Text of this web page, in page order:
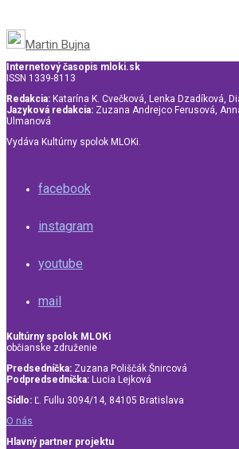
Martin Bujna
Internetový časopis mloki.sk
ISSN 1339-8113
Redakcia: Katarína K. Cvečková, Lenka Dzadíková,
Jazyková redakcia: Zuzana Andrejco Ferusová,
Ulmanová
Vydáva Kultúrny spolok MLOKi.
facebook
instagram
youtube
mail
Kultúrny spolok MLOKi
občianske združenie
Predsedníčka: Zuzana Poliščák Šnircová
Podpredsedníčka: Lucia Lejková
Sídlo: Ľ. Fullu 3094/14, 84105 Bratislava
O nás
Hlavný partner projektu